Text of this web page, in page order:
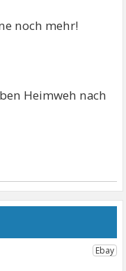
noch mehr!
Heimweh nach